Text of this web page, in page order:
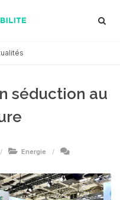
séduction au
Energie